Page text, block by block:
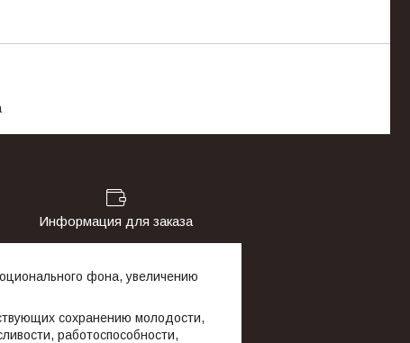
Информация для заказа
фона, увеличению
сохранению молодости,
работоспособности,